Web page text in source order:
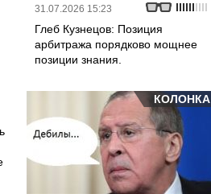
31.07.2026 15:23
Глеб Кузнецов: Позиция
арбитража порядково мощнее
позиции знания.
КОЛОНКА